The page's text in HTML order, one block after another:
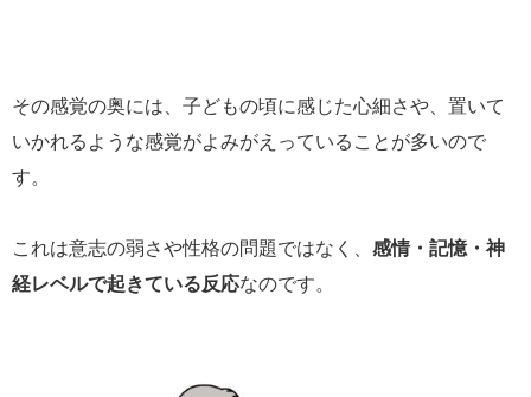
その感覚の奥には、子どもの頃に感じた心細さや、置いて
いかれるような感覚がよみがえっていることが多いので
す。
これは意志の弱さや性格の問題ではなく、 感情・記憶・神
経レベルで起きている反応なのです。